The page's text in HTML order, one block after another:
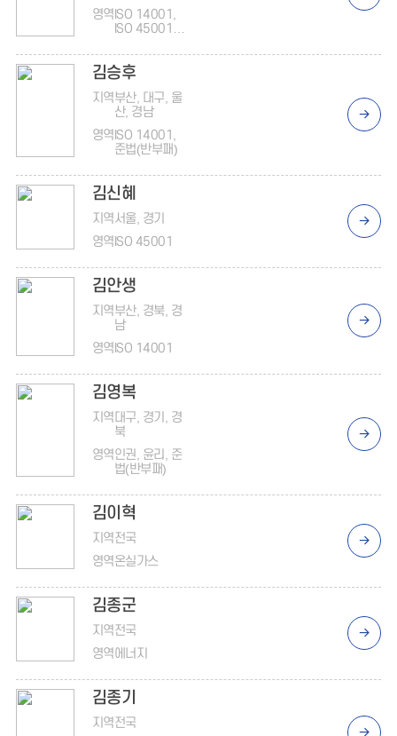
영역 ISO 14001,
ISO 45001,
김승후
지역부산, 대구, 울
산, 경남
영역 ISO 14001,
준법(반부패)
김신혜
지역서울, 경기
영역 ISO 45001
김안생
지역부산, 경북, 경
남
영역 ISO 14001
김영복
지역 대구, 경기, 경
북
영역인권, 윤리, 준
법(반부패)
김이혁
지역전국
영역온실가스
김종군
지역전국
영역에너지
김종기
지역전국